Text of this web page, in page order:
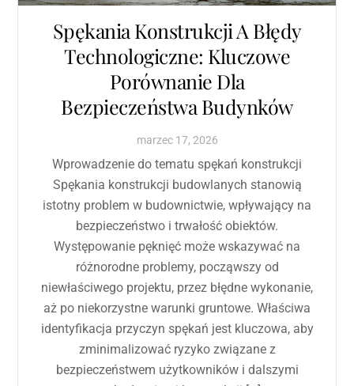
Spękania Konstrukcji A Błędy
Technologiczne: Kluczowe
Porównanie Dla
Bezpieczeństwa Budynków
marzec 17, 2026
Wprowadzenie do tematu spękań konstrukcji
Spękania konstrukcji budowlanych stanowią
istotny problem w budownictwie, wpływający na
bezpieczeństwo i trwałość obiektów.
Występowanie pęknięć może wskazywać na
różnorodne problemy, począwszy od
niewłaściwego projektu, przez błędne wykonanie,
aż po niekorzystne warunki gruntowe. Właściwa
identyfikacja przyczyn spękań jest kluczowa, aby
zminimalizować ryzyko związane z
bezpieczeństwem użytkowników i dalszymi